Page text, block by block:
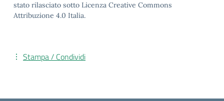
stato rilasciato sotto Licenza Creative Commons
Attribuzione 4.0 Italia.
Stampa / Condividi